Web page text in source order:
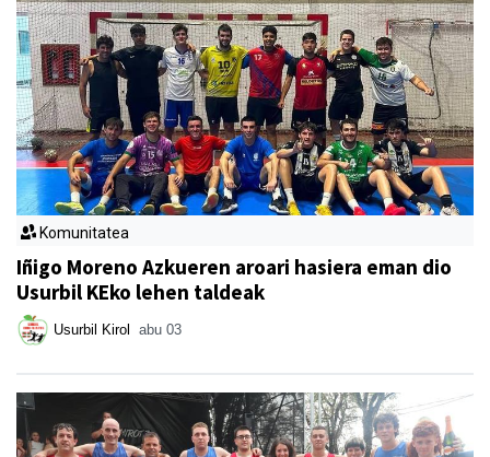
Komunitatea
Iñigo Moreno Azkueren aroari hasiera eman dio
Usurbil KEko lehen taldeak
Usurbil Kirol abu 03